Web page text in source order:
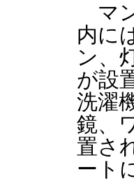
マ
内に
ン、
が設
洗濯
鏡、
置さ
ート